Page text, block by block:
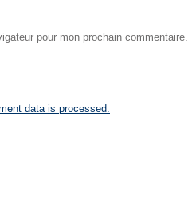
pour mon prochain commentaire.
data is processed.